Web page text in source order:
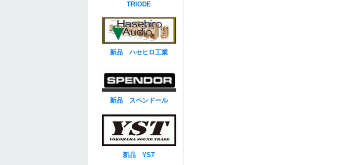
TRIODE
新品 ハセヒロ工業
新品 スペンドール
新品 YST